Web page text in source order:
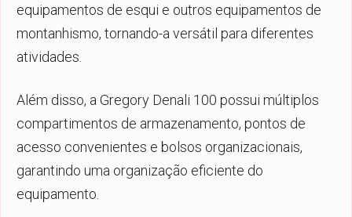
equipamentos de esqui e outros equipamentos de
montanhismo, tornando-a versátil para diferentes
atividades.
Além disso, a Gregory Denali 100 possui múltiplos
compartimentos de armazenamento, pontos de
acesso convenientes e bolsos organizacionais,
garantindo uma organização eficiente do
equipamento.